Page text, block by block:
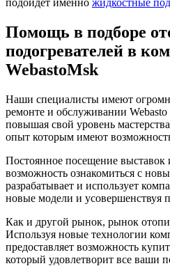
Помощь в подборе
подогревателей в
WebastoMsk
Наши специалисты имеют
ремонте и обслуживании
повышая свой уровень
опыт которым имеют
Постоянное посещение
возможность ознакомиться с
разрабатывает и использует
новые модели и усовершенствуя
Как и другой рынок, рынок
Используя новые технологии
предоставляет возможность
который удовлетворит все ваши